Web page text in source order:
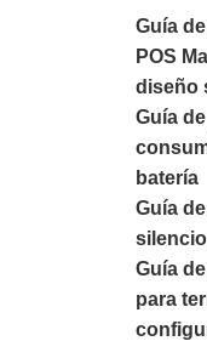
Guía
POS
diseño
Guía
batería
Guía
Guía
para